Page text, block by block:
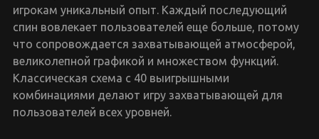
игрокам уникальный опыт. Каждый последующий
спин вовлекает пользователей еще больше, потому
что сопровождается захватывающей атмосферой,
великолепной графикой и множеством функций.
Классическая схема с 40 выигрышными
комбинациями делают игру захватывающей для
пользователей всех уровней.